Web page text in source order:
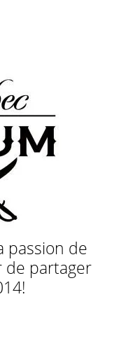
passion de
de partager